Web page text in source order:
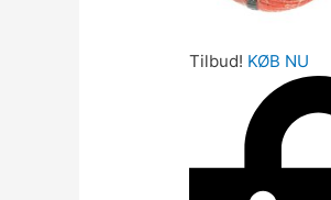
Tilbud! KØB NU